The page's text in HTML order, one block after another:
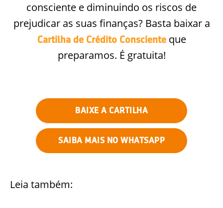
consciente e diminuindo os riscos de
prejudicar as suas finanças? Basta baixar a
Cartilha de Crédito Consciente que
preparamos. É gratuita!
BAIXE A CARTILHA
SAIBA MAIS NO WHATSAPP
Leia também: